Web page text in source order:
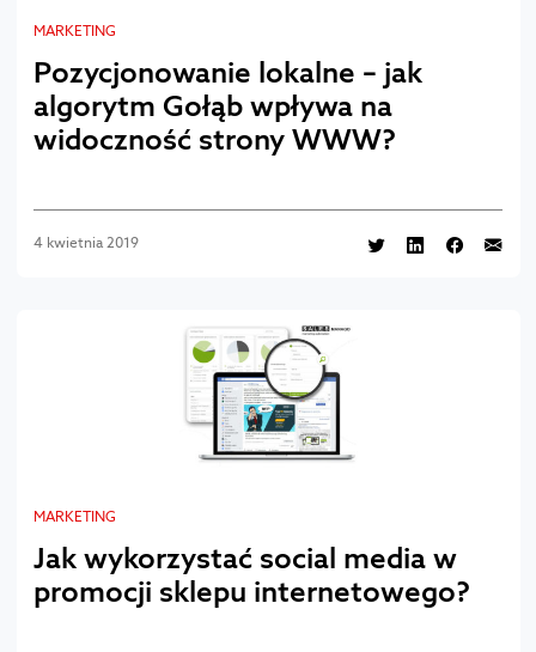
MARKETING
Pozycjonowanie lokalne – jak
algorytm Gołąb wpływa na
widoczność strony WWW?
4 kwietnia 2019
MARKETING
Jak wykorzystać social media w
promocji sklepu internetowego?